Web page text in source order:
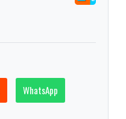
WhatsApp